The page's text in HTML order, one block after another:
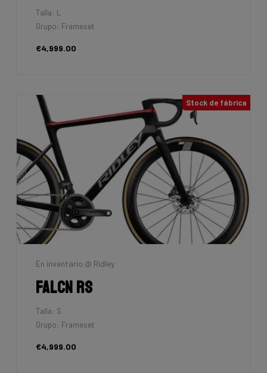
Talla: L
Grupo: Frameset
€4,999.00
Stock de fábrica
En inventario @ Ridley
Falcn RS
Talla: S
Grupo: Frameset
€4,999.00